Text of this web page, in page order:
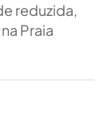
reduzida,
Praia